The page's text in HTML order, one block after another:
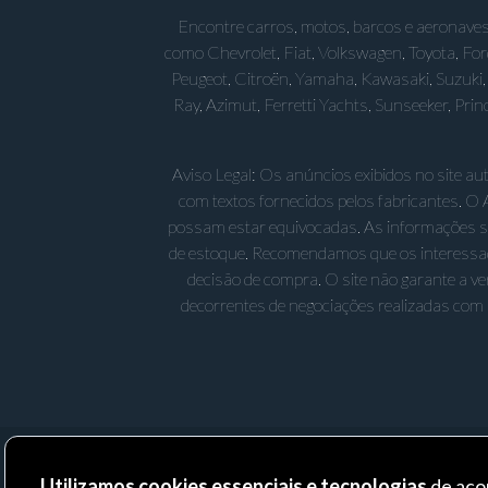
Encontre carros, motos, barcos e
como Chevrolet, Fiat, Volkswagen, Toyota,
Peugeot, Citroën, Yamaha, Kawasaki,
Ray, Azimut, Ferretti Yachts, Sunseeker,
Aviso Legal: Os anúncios exibidos no site
com textos fornecidos pelos fabricantes.
possam estar equivocadas. As informações
de estoque. Recomendamos que os
decisão de compra. O site não garante a
decorrentes de negociações realizadas